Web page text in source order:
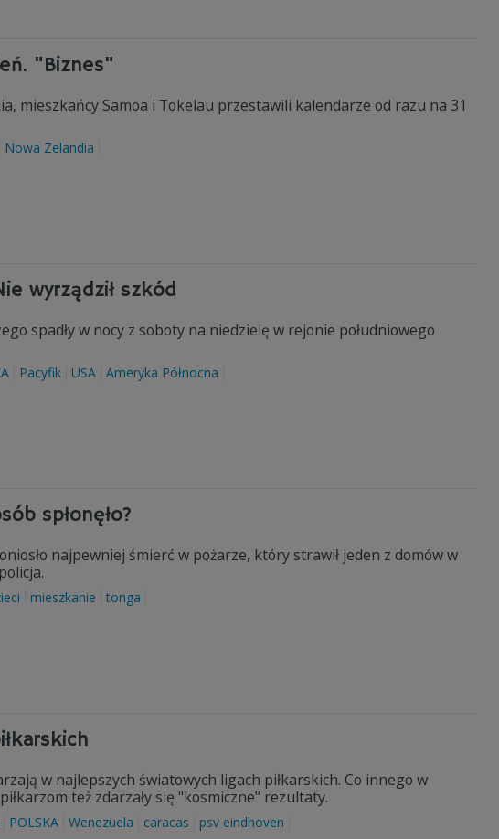
"Biznes"
mieszkańcy Samoa i Tokelau przestawili kalendarze od razu na 31
Nowa Zelandia
wyrządził szkód
spadły w nocy z soboty na niedzielę w rejonie południowego
Pacyfik USA Ameryka Północna
spłonęło?
najpewniej śmierć w pożarze, który strawił jeden z domów w
mieszkanie tonga
w najlepszych światowych ligach piłkarskich. Co innego w
też zdarzały się "kosmiczne" rezultaty.
POLSKA Wenezuela caracas psv eindhoven